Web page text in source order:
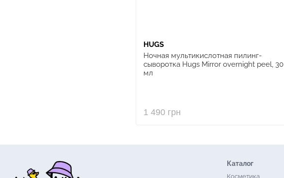
HUGS
Ночная мультикислотная пилинг-
сыворотка Hugs Mirror overnight peel, 30
мл
1 490 грн
Каталог
Косметика